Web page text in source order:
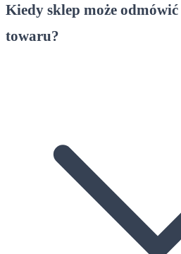
Kiedy sklep może
towaru?